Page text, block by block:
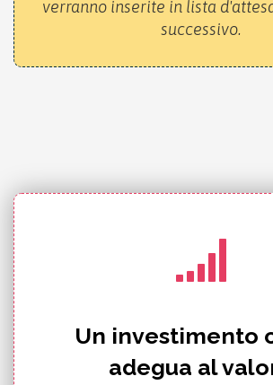
verranno inserite in lista
successivo.
Un investimento
adegua al